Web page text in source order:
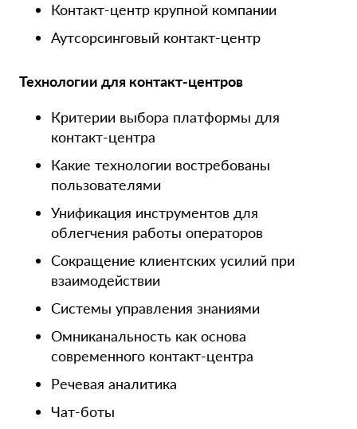
Контакт-центр крупной компании
Аутсорсинговый контакт-центр
Технологии для контакт-центров
Критерии выбора платформы для
контакт-центра
Какие технологии востребованы
пользователями
Унификация инструментов для
облегчения работы операторов
Сокращение клиентских усилий при
взаимодействии
Системы управления знаниями
Омниканальность как основа
современного контакт-центра
Речевая аналитика
Чат-боты